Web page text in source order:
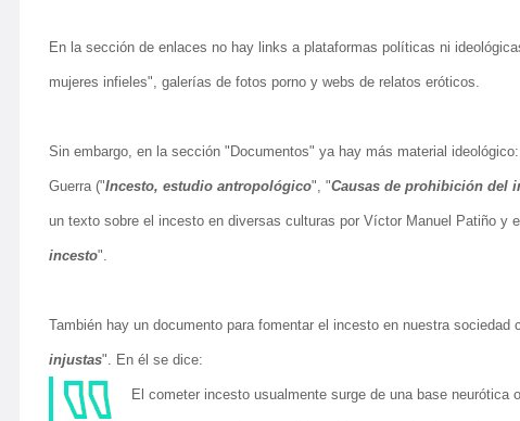
En la sección de enlaces no hay links a plataformas políticas ni
mujeres infieles", galerías de fotos porno y webs de relatos eróticos.
Sin embargo, en la sección "Documentos" ya hay más material
Guerra ("Incesto, estudio antropológico", "Causas de prohibición del
un texto sobre el incesto en diversas culturas por Víctor Manuel Patiño y
incesto".
También hay un documento para fomentar el incesto en nuestra sociedad
injustas". En él se dice:
El cometer incesto usualmente surge de una base